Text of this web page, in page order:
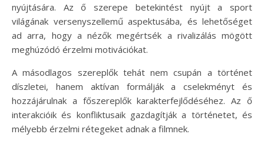
nyújtására. Az ő szerepe betekintést nyújt a sport
világának versenyszellemű aspektusába, és lehetőséget
ad arra, hogy a nézők megértsék a rivalizálás mögött
meghúzódó érzelmi motivációkat.
A másodlagos szereplők tehát nem csupán a történet
díszletei, hanem aktívan formálják a cselekményt és
hozzájárulnak a főszereplők karakterfejlődéséhez. Az ő
interakcióik és konfliktusaik gazdagítják a történetet, és
mélyebb érzelmi rétegeket adnak a filmnek.